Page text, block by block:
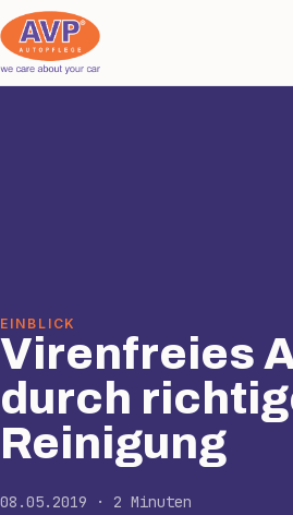
EINBLICK
Virenfreies
durch
Reinigung
08.05.2019 · 2 Minuten